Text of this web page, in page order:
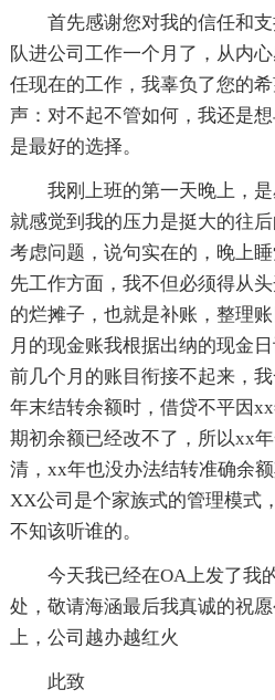
首先感谢您对我的信任和
队进公司工作一个月了，从内
任现在的工作，我辜负了您的
声：对不起不管如何，我还是
是最好的选择。
我刚上班的第一天晚上，
就感觉到我的压力是挺大的往
考虑问题，说句实在的，晚上
先工作方面，我不但必须得从
的烂摊子，也就是补账，整理
月的现金账我根据出纳的现金
前几个月的账目衔接不起来，
年末结转余额时，借贷不平因
期初余额已经改不了，所以xx
清，xx年也没办法结转准确余
XX公司是个家族式的管理模式
不知该听谁的。
今天我已经在OA上发了我
处，敬请海涵最后我真诚的祝
上，公司越办越红火
此致